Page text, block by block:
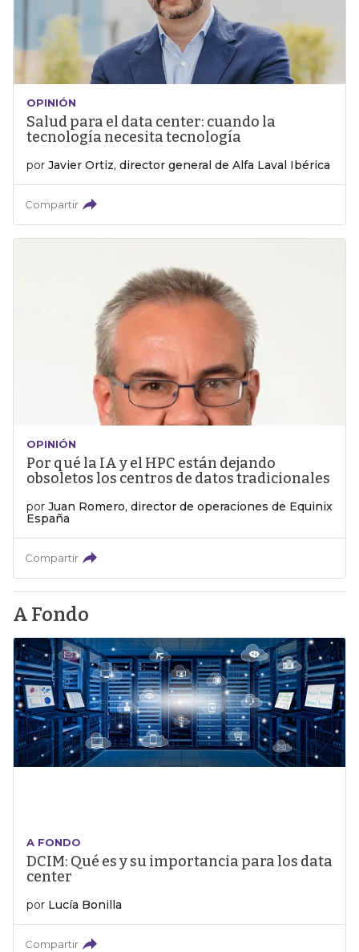
OPINIÓN
Salud para el data center: cuando la
tecnología necesita tecnología
por Javier Ortiz, director general de Alfa Laval Ibérica
Compartir
OPINIÓN
Por qué la IA y el HPC están dejando
obsoletos los centros de datos tradicionales
por Juan Romero, director de operaciones de Equinix
España
Compartir
A Fondo
A FONDO
DCIM: Qué es y su importancia para los data
center
por Lucía Bonilla
Compartir